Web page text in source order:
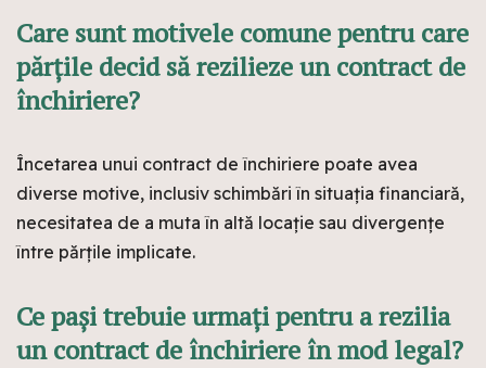
Care sunt motivele comune pentru care
părțile decid să rezilieze un contract de
închiriere?
Încetarea unui contract de închiriere poate avea
diverse motive, inclusiv schimbări în situația financiară,
necesitatea de a muta în altă locație sau divergențe
între părțile implicate.
Ce pași trebuie urmați pentru a rezilia
un contract de închiriere în mod legal?